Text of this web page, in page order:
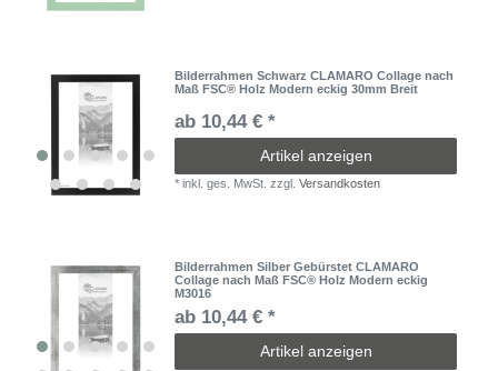
Bilderrahmen Schwarz CLAMARO Collage nach
Maß FSC® Holz Modern eckig 30mm Breit
ab 10,44 € *
Artikel anzeigen
*inkl. ges. MwSt. zzgl.Versandkosten
Bilderrahmen Silber Gebürstet CLAMARO
Collage nach Maß FSC® Holz Modern eckig
M3016
ab 10,44 € *
Artikel anzeigen